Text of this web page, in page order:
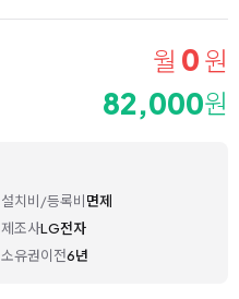
월 0 원
82,000원
설치비/등록비면제
제조사LG전자
소유권이전6년